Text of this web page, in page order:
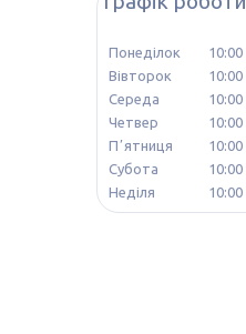
Понеділок 10:00
Вівторок
10:00
Середа
10:00
Четвер
10:00
Пʼятниця
10:00
Субота
10:00
Неділя
10:00